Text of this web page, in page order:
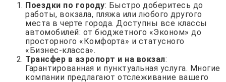
Поездки по городу: Быстро доберитесь до
работы, вокзала, пляжа или любого другого
места в черте города. Доступны все классы
автомобилей: от бюджетного «Эконом» до
просторного «Комфорта» и статусного
«Бизнес-класса».
Трансфер в аэропорт и на вокзал:
Гарантированная и пунктуальная услуга. Многие
компании предлагают отслеживание вашего